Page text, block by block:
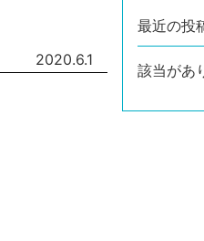
2020.6.1
最近の投
該当があ